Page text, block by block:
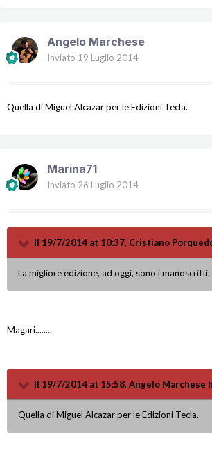
Angelo Marchese
Inviato 19 Luglio 2014
Quella di Miguel Alcazar per le Edizioni Tecla.
Marina71
Inviato 26 Luglio 2014
Il 19/7/2014 at 10:37, Cristiano
La migliore edizione, ad oggi, sono i manoscritti.
Magari........
Il 19/7/2014 at 15:58, Angelo Marchese
Quella di Miguel Alcazar per le Edizioni Tecla.